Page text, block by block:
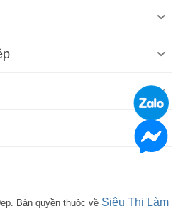
Bản quyền thuộc về Siêu Thị Làm